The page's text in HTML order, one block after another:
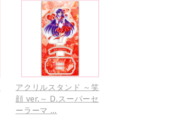
アクリルスタンド ～笑
顔 ver.～ D.スーパーセ
ーラーマ …